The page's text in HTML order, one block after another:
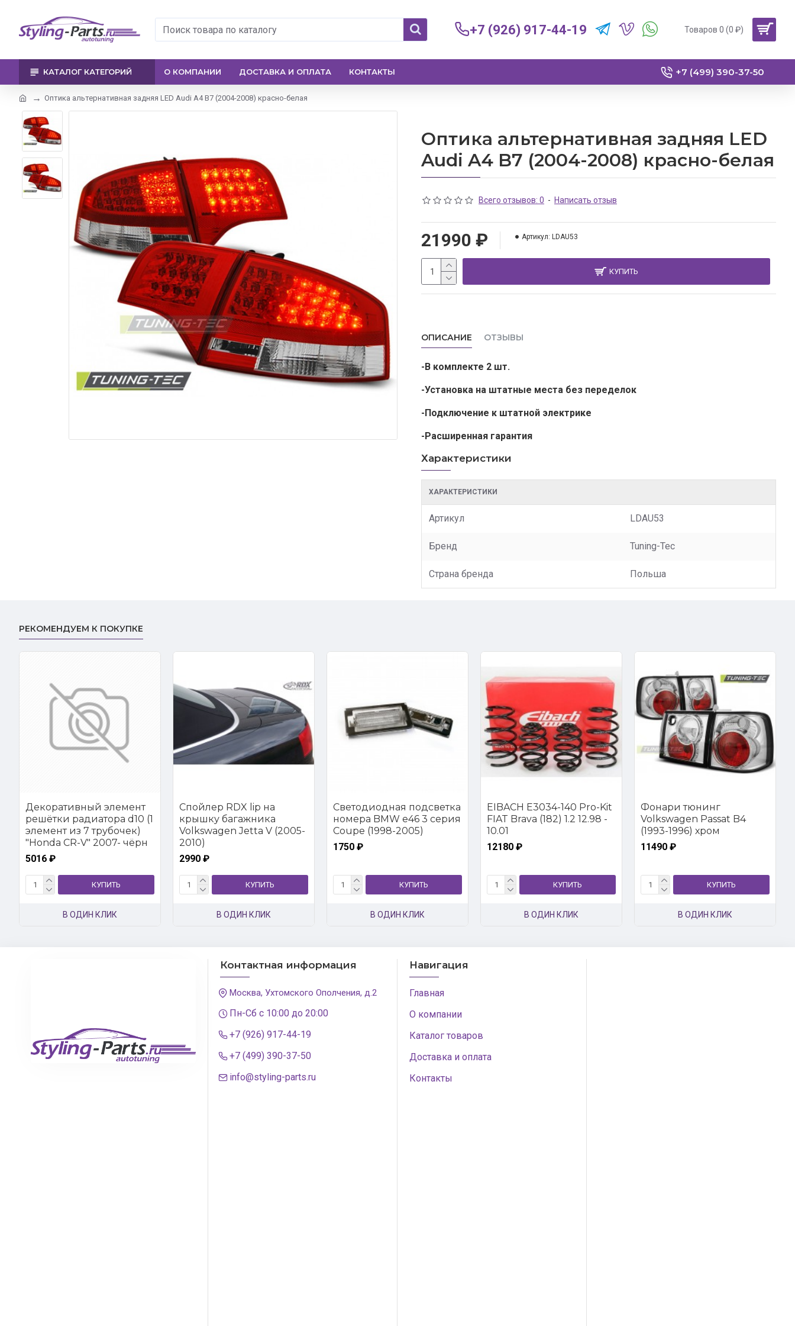
+7 (926) 917-44-19 Товаров 0 (0 ₽)
КАТАЛОГ КАТЕГОРИЙ О КОМПАНИИ ДОСТАВКА И ОПЛАТА КОНТАКТЫ +7 (499) 390-37-50
Оптика альтернативная задняя LED Audi A4 B7 (2004-2008) красно-белая
Оптика альтернативная задняя LED
Audi A4 B7 (2004-2008) красно-белая
Всего отзывов: 0 - Написать отзыв
21990 ₽ Артикул: LDAU53
КУПИТЬ
ОПИСАНИЕ ОТЗЫВЫ
-В комплекте 2 шт.
-Установка на штатные места без переделок
-Подключение к штатной электрике
-Расширенная гарантия
Характеристики
ХАРАКТЕРИСТИКИ
Артикул LDAU53
Бренд Tuning-Tec
Страна бренда Польша
РЕКОМЕНДУЕМ К ПОКУПКЕ
Декоративный элемент
решётки радиатора d10 (1
элемент из 7 трубочек)
"Honda CR-V" 2007- чёрн
5016 ₽
КУПИТЬ
В ОДИН КЛИК
Спойлер RDX lip на
крышку багажника
Volkswagen Jetta V (2005-
2010)
2990 ₽
КУПИТЬ
В ОДИН КЛИК
Светодиодная подсветка
номера BMW e46 3 серия
Coupe (1998-2005)
1750 ₽
КУПИТЬ
В ОДИН КЛИК
EIBACH E3034-140 Pro-Kit
FIAT Brava (182) 1.2 12.98 -
10.01
12180 ₽
КУПИТЬ
В ОДИН КЛИК
Фонари тюнинг
Volkswagen Passat B4
(1993-1996) хром
11490 ₽
КУПИТЬ
В ОДИН КЛИК
Контактная информация
Москва, Ухтомского Ополчения, д.2
Пн-Сб с 10:00 до 20:00
+7 (926) 917-44-19
+7 (499) 390-37-50
info@styling-parts.ru
Навигация
Главная
О компании
Каталог товаров
Доставка и оплата
Контакты